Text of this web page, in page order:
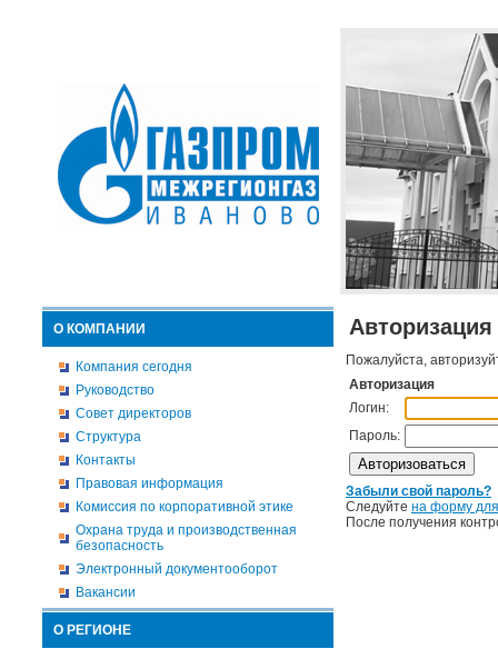
О КОМПАНИИ
Компания сегодня
Руководство
Совет директоров
Структура
Контакты
Правовая информация
Комиссия по корпоративной этике
Охрана труда и производственная
безопасность
Электронный документооборот
Вакансии
О РЕГИОНЕ
Авторизация
Пожалуйста,
Авторизация
Логин:
Пароль:
Забыли свой пароль?
Следуйте на форму
После получения